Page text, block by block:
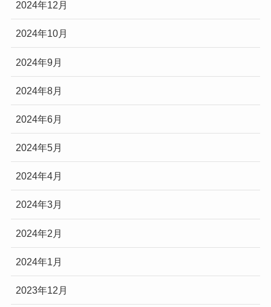
2024年12月
2024年10月
2024年9月
2024年8月
2024年6月
2024年5月
2024年4月
2024年3月
2024年2月
2024年1月
2023年12月